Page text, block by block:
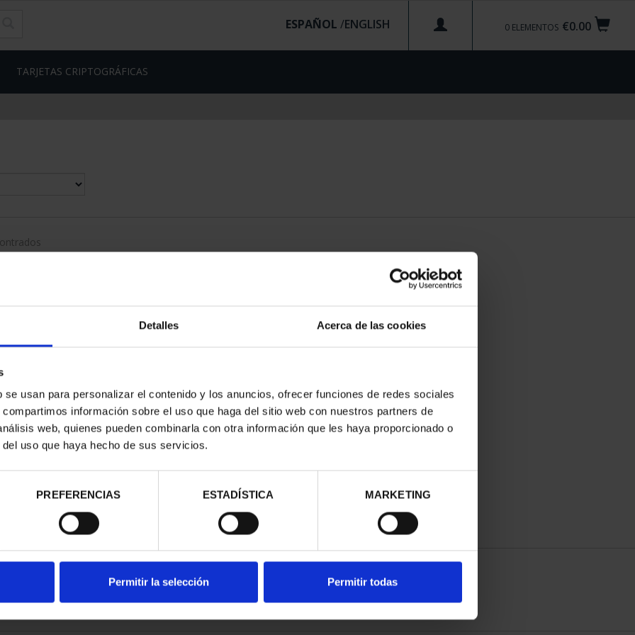
Detalles Acerca de las cookies
usan para personalizar el contenido y los anuncios, ofrecer funciones de redes sociales
información sobre el uso que haga del sitio web con nuestros partners de
web, quienes pueden combinarla con otra información que les haya proporcionado o
uso que haya hecho de sus servicios.
PREFERENCIAS ESTADÍSTICA MARKETING
Permitir la selección Permitir todas
€0.00
0 ELEMENTOS
ESPAÑOL /
TARJETAS CRIPTOGRÁFICAS
PROVINCIA